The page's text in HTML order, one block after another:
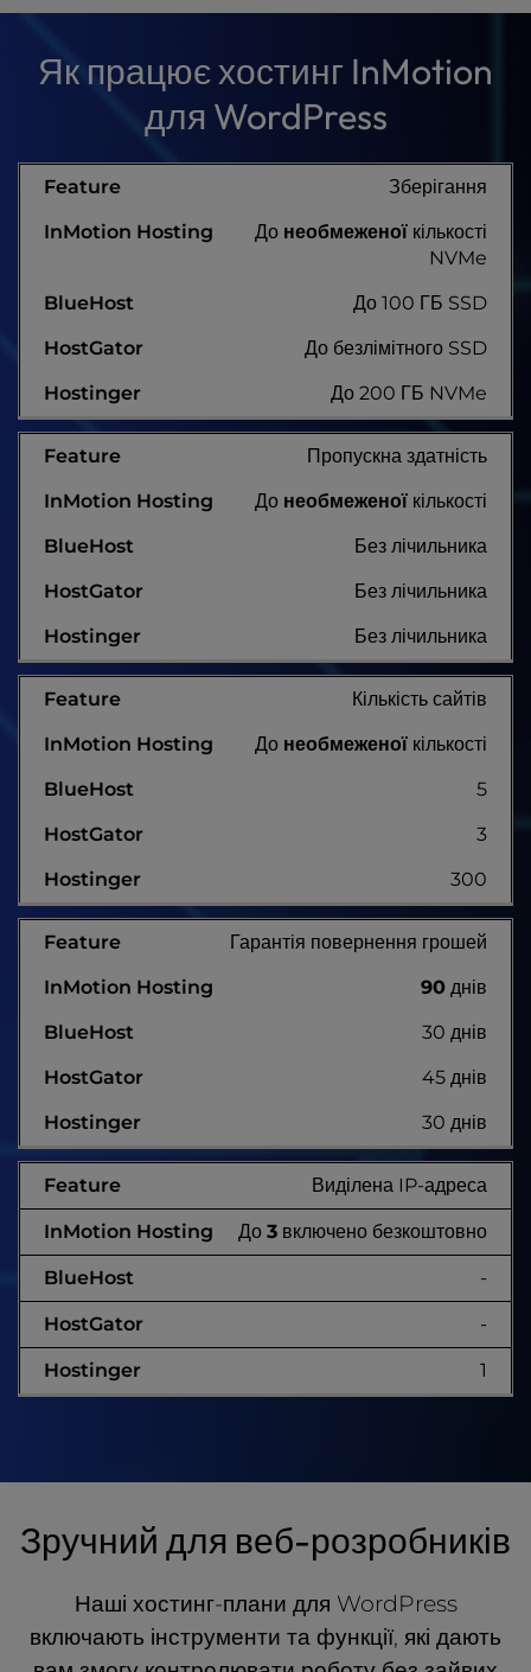
Як працює хостинг InMotion
для WordPress
Зберігання
До необмеженої кількості
NVMe
До 100 ГБ SSD
До безлімітного SSD
До 200 ГБ NVMe
Пропускна здатність
До необмеженої кількості
Без лічильника
Без лічильника
Без лічильника
Кількість сайтів
До необмеженої кількості
5
3
300
Гарантія повернення грошей
90 днів
30 днів
45 днів
30 днів
Виділена IP-адреса
До 3 включено безкоштовно
-
-
1
Зручний для веб-розробників
Наші хостинг-плани для WordPress
включають інструменти та функції, які дають